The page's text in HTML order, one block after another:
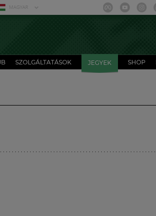
MAGYAR
SZOLGÁLTATÁSOK JEGYEK SHOP